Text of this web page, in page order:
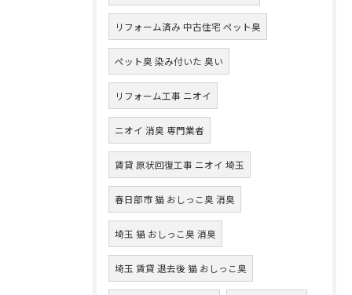
リフォーム済み 中古住宅 ペット臭
ペット臭 染み付いた 臭い
リフォーム工事 ニオイ
ニオイ 消臭 専門業者
賃貸 原状回復工事 ニオイ 埼玉
春日部市 猫 おしっこ臭 消臭
埼玉 猫 おしっこ臭 消臭
埼玉 賃貸 退去後 猫 おしっこ臭